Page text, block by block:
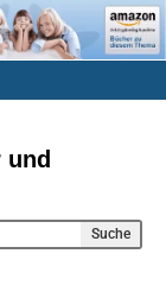
und
Suche